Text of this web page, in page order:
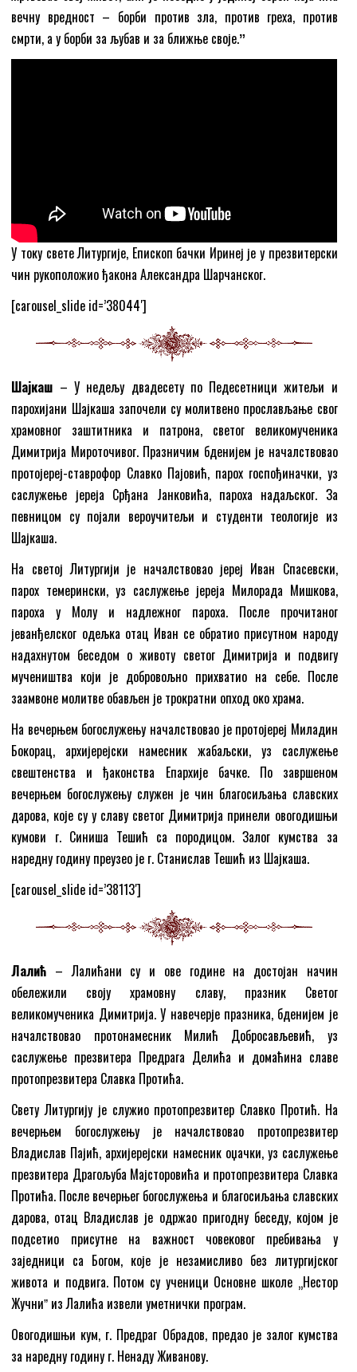
вечну вредност – борби против зла, против греха, против
смрти, а у борби за љубав и за ближње своје.ˮ
У току свете Литургије, Епископ бачки Иринеј је у презвитерски
чин рукоположио ђакона Александра Шарчанског.
[carousel_slide id=’38044′]
Шајкаш – У недељу двадесету по Педесетници житељи и
парохијани Шајкаша започели су молитвено прослављање свог
храмовног заштитника и патрона, светог великомученика
Димитрија Мироточивог. Празничим бденијем је началствовао
протојереј-ставрофор Славко Пајовић, парох госпођиначки, уз
саслужење јереја Срђана Јанковића, пароха надаљског. За
певницом су појали вероучитељи и студенти теологије из
Шајкаша.
На светој Литургији је началствовао јереј Иван Спасевски,
парох темерински, уз саслужење јереја Милорада Мишкова,
пароха у Молу и надлежног пароха. После прочитаног
јеванђелског одељка отац Иван се обратио присутном народу
надахнутом беседом о животу светог Димитрија и подвигу
мучеништва који је добровољно прихватио на себе. После
заамвоне молитве обављен је трократни опход око храма.
На вечерњем богослужењу началствовао је протојереј Миладин
Бокорац, архијерејски намесник жабаљски, уз саслужење
свештенства и ђаконства Епархије бачке. По завршеном
вечерњем богослужењу служен је чин благосиљања славских
дарова, које су у славу светог Димитрија принели овогодишњи
кумови г. Синиша Тешић са породицом. Залог кумства за
наредну годину преузео је г. Станислав Тешић из Шајкаша.
[carousel_slide id=’38113′]
Лалић – Лалићани су и ове године на достојан начин
обележили своју храмовну славу, празник Светог
великомученика Димитрија. У навечерје празника, бденијем је
началствовао протонамесник Милић Добросављевић, уз
саслужење презвитера Предрага Делића и домаћина славе
протопрезвитера Славка Протића.
Свету Литургију је служио протопрезвитер Славко Протић. На
вечерњем богослужењу је началствовао протопрезвитер
Владислав Пајић, архијерејски намесник оџачки, уз саслужење
презвитера Драгољуба Мајсторовића и протопрезвитера Славка
Протића. После вечерњег богослужења и благосиљања славских
дарова, отац Владислав је одржао пригодну беседу, којом је
подсетио присутне на важност човековог пребивања у
заједници са Богом, које је незамисливо без литургијског
живота и подвига. Потом су ученици Основне школе „Нестор
Жучниˮ из Лалића извели уметнички програм.
Овогодишњи кум, г. Предраг Обрадов, предао је залог кумства
за наредну годину г. Ненаду Живанову.